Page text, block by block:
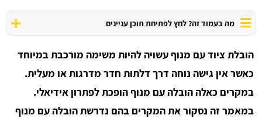
מה בעמוד זה? לחץ לפתיחת תוכן עניינים
הובלת ציוד עם מנוף עשויה להיות משימה מורכבת במיוחד
כאשר אין גישה נוחה דרך דלתות חדר מדרגות או מעלית.
במקרים כאלה הובלה עם מנוף הופכת לפתרון אידיאלי.
במאמר זה נסקור את המקרים בהם נדרשת הובלה עם מנוף